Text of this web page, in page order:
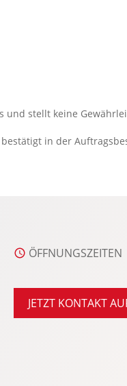
stellt keine
in der
ÖFFNUNGSZEITEN
JETZT KONTAKT